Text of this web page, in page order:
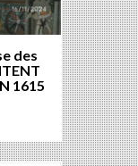
des
1615